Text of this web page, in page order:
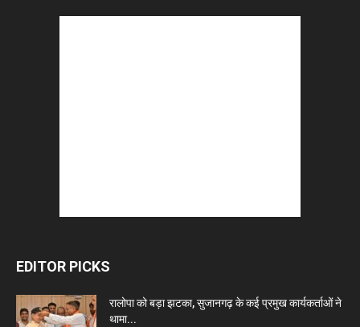
EDITOR PICKS
रालोपा को बड़ा झटका, सुजानगढ़ के कई प्रमुख कार्यकर्ताओं ने
थामा...